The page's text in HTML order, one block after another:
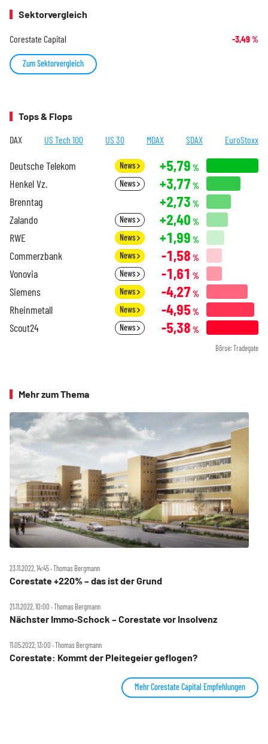
Sektorvergleich
Corestate Capital -3,49%
Zum Sektorvergleich
Tops & Flops
DAX US Tech 100 US 30 MDAX SDAX EuroStoxx
Deutsche Telekom News +5,79 %
Henkel Vz. News +3,77 %
Brenntag +2,73 %
Zalando News +2,40 %
RWE News +1,99 %
Commerzbank News -1,58 %
Vonovia News -1,61 %
Siemens News -4,27 %
Rheinmetall News -4,95 %
Scout24 News -5,38 %
Börse: Tradegate
Mehr zum Thema
23.11.2022, 14:45 ‧ Thomas Bergmann
Corestate +220% – das ist der Grund
21.11.2022, 10:00 ‧ Thomas Bergmann
Nächster Immo‑Schock – Corestate vor Insolvenz
11.05.2022, 13:00 ‧ Thomas Bergmann
Corestate: Kommt der Pleitegeier geflogen?
Mehr Corestate Capital Empfehlungen